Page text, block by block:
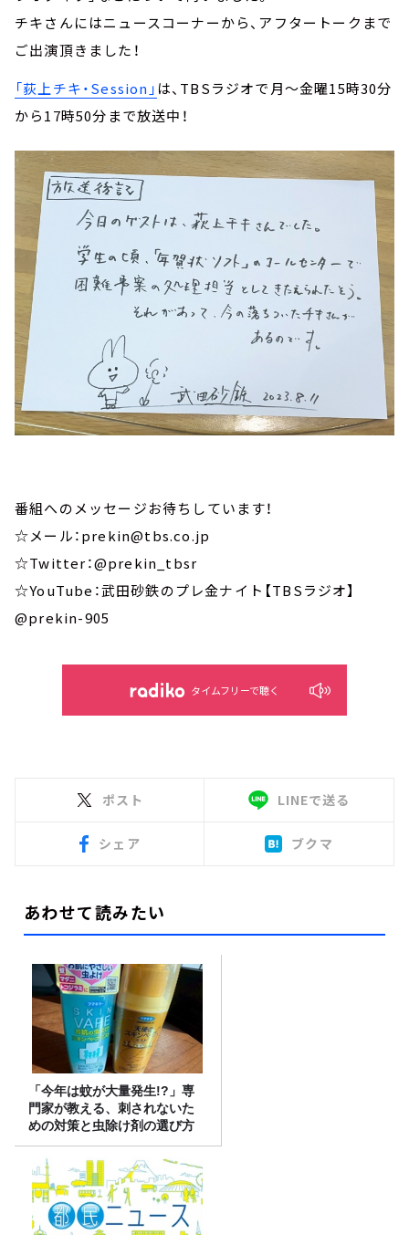
チキさんにはニュースコーナーから、アフタートークまで
ご出演頂きました！
「荻上チキ・Session」 は、TBSラジオで月～金曜15時30分
から17時50分まで放送中！
番組へのメッセージお待ちしています！
☆メール：prekin@tbs.co.jp
☆Twitter：@prekin_tbsr
☆YouTube：武田砂鉄のプレ金ナイト【TBSラジオ】
@prekin-905
タイムフリーで聴く
ポスト LINEで送る
シェア ブクマ
あわせて読みたい
「今年は蚊が大量発生!?」専
門家が教える、刺されないた
めの対策と虫除け剤の選び方